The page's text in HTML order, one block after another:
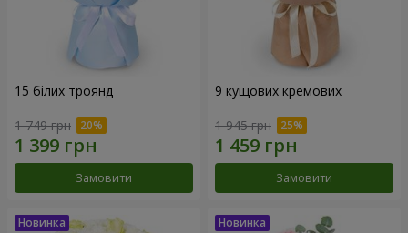
15 білих троянд
1 749 грн
Замовити
9 кущових кремових
1 945 грн
Замовити